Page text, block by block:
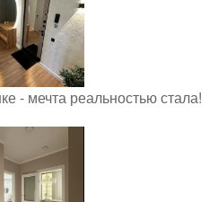
- мечта реальностью стала!